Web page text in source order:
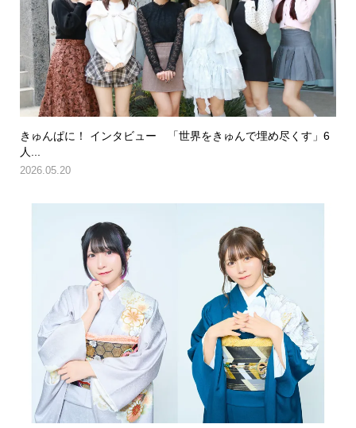
きゅんぱに！ インタビュー 「世界をきゅんで埋め尽くす」6
人...
2026.05.20